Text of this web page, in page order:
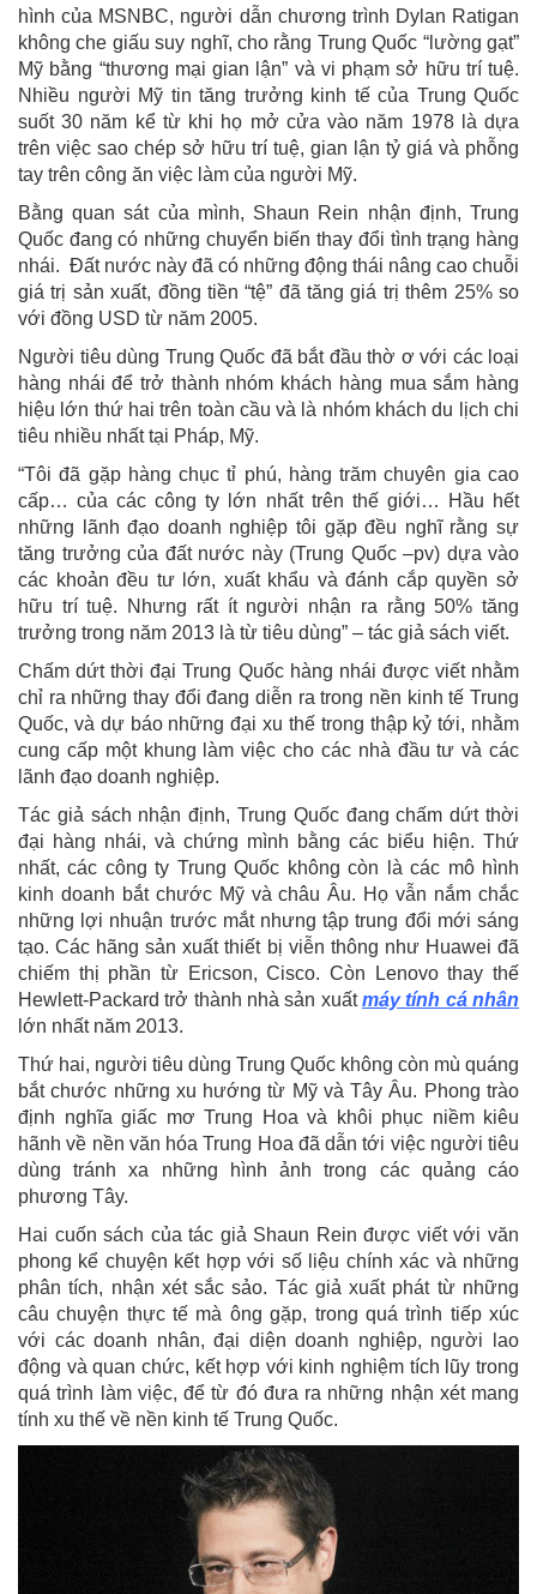
hình của MSNBC, người dẫn chương trình Dylan Ratigan
không che giấu suy nghĩ, cho rằng Trung Quốc “lường gạt”
Mỹ bằng “thương mại gian lận” và vi phạm sở hữu trí tuệ.
Nhiều người Mỹ tin tăng trưởng kinh tế của Trung Quốc
suốt 30 năm kể từ khi họ mở cửa vào năm 1978 là dựa
trên việc sao chép sở hữu trí tuệ, gian lận tỷ giá và phỗng
tay trên công ăn việc làm của người Mỹ.
Bằng quan sát của mình, Shaun Rein nhận định, Trung
Quốc đang có những chuyển biến thay đổi tình trạng hàng
nhái. Đất nước này đã có những động thái nâng cao chuỗi
giá trị sản xuất, đồng tiền “tệ” đã tăng giá trị thêm 25% so
với đồng USD từ năm 2005.
Người tiêu dùng Trung Quốc đã bắt đầu thờ ơ với các loại
hàng nhái để trở thành nhóm khách hàng mua sắm hàng
hiệu lớn thứ hai trên toàn cầu và là nhóm khách du lịch chi
tiêu nhiều nhất tại Pháp, Mỹ.
“Tôi đã gặp hàng chục tỉ phú, hàng trăm chuyên gia cao
cấp… của các công ty lớn nhất trên thế giới… Hầu hết
những lãnh đạo doanh nghiệp tôi gặp đều nghĩ rằng sự
tăng trưởng của đất nước này (Trung Quốc –pv) dựa vào
các khoản đều tư lớn, xuất khẩu và đánh cắp quyền sở
hữu trí tuệ. Nhưng rất ít người nhận ra rằng 50% tăng
trưởng trong năm 2013 là từ tiêu dùng” – tác giả sách viết.
Chấm dứt thời đại Trung Quốc hàng nhái được viết nhằm
chỉ ra những thay đổi đang diễn ra trong nền kinh tế Trung
Quốc, và dự báo những đại xu thế trong thập kỷ tới, nhằm
cung cấp một khung làm việc cho các nhà đầu tư và các
lãnh đạo doanh nghiệp.
Tác giả sách nhận định, Trung Quốc đang chấm dứt thời
đại hàng nhái, và chứng mình bằng các biểu hiện. Thứ
nhất, các công ty Trung Quốc không còn là các mô hình
kinh doanh bắt chước Mỹ và châu Âu. Họ vẫn nắm chắc
những lợi nhuận trước mắt nhưng tập trung đổi mới sáng
tạo. Các hãng sản xuất thiết bị viễn thông như Huawei đã
chiếm thị phần từ Ericson, Cisco. Còn Lenovo thay thế
Hewlett-Packard trở thành nhà sản xuấtmáy tính cá nhân
lớn nhất năm 2013.
Thứ hai, người tiêu dùng Trung Quốc không còn mù quáng
bắt chước những xu hướng từ Mỹ và Tây Âu. Phong trào
định nghĩa giấc mơ Trung Hoa và khôi phục niềm kiêu
hãnh về nền văn hóa Trung Hoa đã dẫn tới việc người tiêu
dùng tránh xa những hình ảnh trong các quảng cáo
phương Tây.
Hai cuốn sách của tác giả Shaun Rein được viết với văn
phong kể chuyện kết hợp với số liệu chính xác và những
phân tích, nhận xét sắc sảo. Tác giả xuất phát từ những
câu chuyện thực tế mà ông gặp, trong quá trình tiếp xúc
với các doanh nhân, đại diện doanh nghiệp, người lao
động và quan chức, kết hợp với kinh nghiệm tích lũy trong
quá trình làm việc, để từ đó đưa ra những nhận xét mang
tính xu thế về nền kinh tế Trung Quốc.